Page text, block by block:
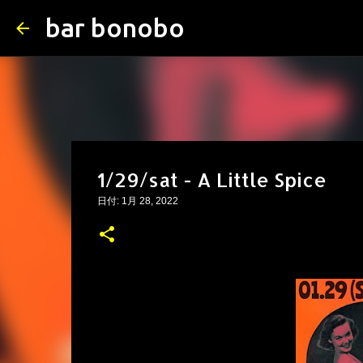
bar bonobo
1/29/sat - A Little Spice
日付: 1月 28, 2022